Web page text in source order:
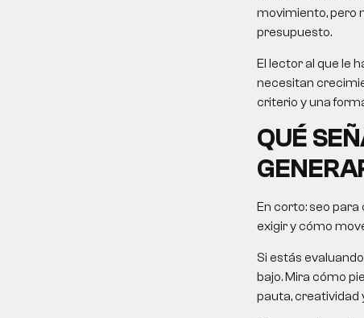
movimiento, pero
presupuesto.
El lector al que le
necesitan
criterio y una
QUÉ
En corto: seo para
exigir y cómo
Si estás
bajo. Mira cómo
pauta, creatividad